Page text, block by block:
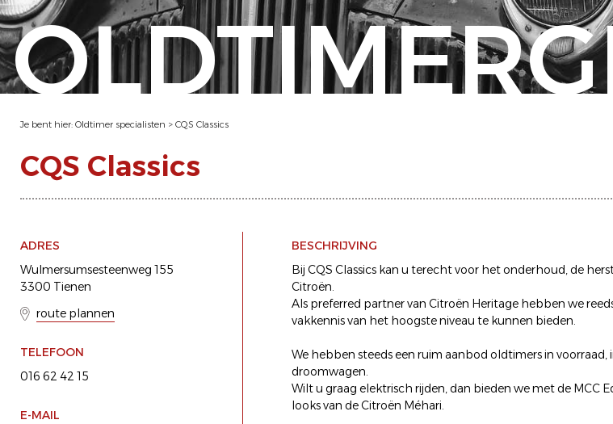
Je bent hier: Oldtimer specialisten > CQS Classics
CQS Classics
ADRES
Wulmersumsesteenweg 155
3300 Tienen
route plannen
TELEFOON
016 62 42 15
E-MAIL
BESCHRIJVING
Bij CQS Classics kan u terecht voor het onderhoud, de
Citroën.
Als preferred partner van Citroën Heritage hebben we
vakkennis van het hoogste niveau te kunnen bieden.
We hebben steeds een ruim aanbod oldtimers in
droomwagen.
Wilt u graag elektrisch rijden, dan bieden we met de MCC
looks van de Citroën Méhari.